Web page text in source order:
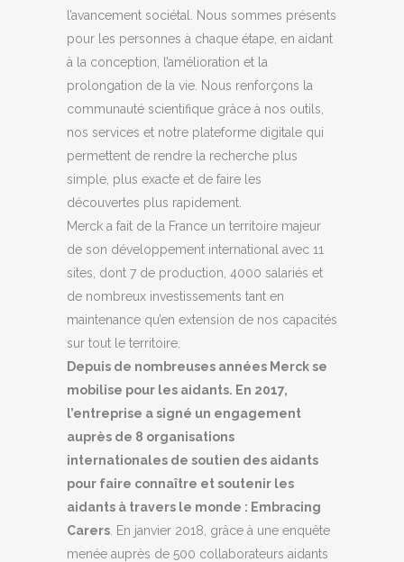
l’avancement sociétal. Nous sommes présents
pour les personnes à chaque étape, en aidant
à la conception, l’amélioration et la
prolongation de la vie. Nous renforçons la
communauté scientifique grâce à nos outils,
nos services et notre plateforme digitale qui
permettent de rendre la recherche plus
simple, plus exacte et de faire les
découvertes plus rapidement.
Merck a fait de la France un territoire majeur
de son développement international avec 11
sites, dont 7 de production, 4000 salariés et
de nombreux investissements tant en
maintenance qu’en extension de nos capacités
sur tout le territoire.
Depuis de nombreuses années Merck se
mobilise pour les aidants. En 2017,
l’entreprise a signé un engagement
auprès de 8 organisations
internationales de soutien des aidants
pour faire connaître et soutenir les
aidants à travers le monde : Embracing
Carers . En janvier 2018, grâce à une enquête
menée auprès de 500 collaborateurs aidants